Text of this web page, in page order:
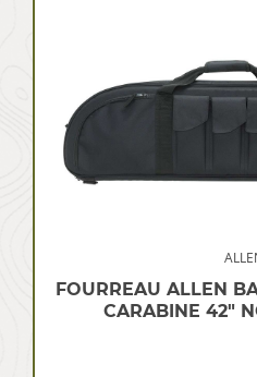
FOURREAU ALLEN
CARABINE 42″